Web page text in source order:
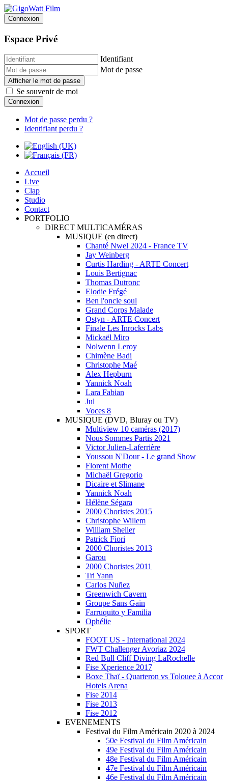
Connexion
Espace Privé
Identifiant
Mot de passe
Afficher le mot de passe
Se souvenir de moi
Connexion
Mot de passe perdu ?
Identifiant perdu ?
Accueil
Live
Clap
Studio
Contact
PORTFOLIO
DIRECT MULTICAMÉRAS
MUSIQUE (en direct)
Chanté Nwel 2024 - France TV
Jay Weinberg
Curtis Harding - ARTE Concert
Louis Bertignac
Thomas Dutronc
Elodie Frégé
Ben l'oncle soul
Grand Corps Malade
Ostyn - ARTE Concert
Finale Les Inrocks Labs
Mickaël Miro
Nolwenn Leroy
Chimène Badi
Christophe Maé
Alex Hepburn
Yannick Noah
Lara Fabian
Jul
Voces 8
MUSIQUE (DVD, Bluray ou TV)
Multiview 10 caméras (2017)
Nous Sommes Partis 2021
Victor Julien-Laferrière
Youssou N'Dour - Le grand Show
Florent Mothe
Michaël Gregorio
Dicaire et Slimane
Yannick Noah
Hélène Ségara
2000 Choristes 2015
Christophe Willem
William Sheller
Patrick Fiori
2000 Choristes 2013
Garou
2000 Choristes 2011
Tri Yann
Carlos Nuñez
Greenwich Cavern
Groupe Sans Gain
Farruquito y Familia
Ophélie
SPORT
FOOT US - International 2024
FWT Challenger Avoriaz 2024
Red Bull Cliff Diving LaRochelle
Fise Xperience 2017
Boxe Thaï - Quarteron vs Tolouee à Accor
Hotels Arena
Fise 2014
Fise 2013
Fise 2012
EVENEMENTS
Festival du Film Américain 2020 à 2024
50e Festival du Film Américain
49e Festival du Film Américain
48e Festival du Film Américain
47e Festival du Film Américain
46e Festival du Film Américain